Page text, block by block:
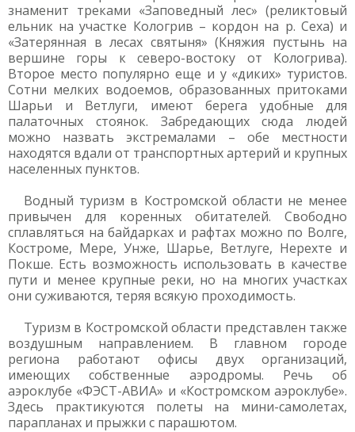
знаменит треками «Заповедный лес» (реликтовый
ельник на участке Кологрив – кордон на р. Сеха) и
«Затерянная в лесах святыня» (Княжия пустынь на
вершине горы к северо-востоку от Кологрива).
Второе место популярно еще и у «диких» туристов.
Сотни мелких водоемов, образованных притоками
Шарьи и Ветлуги, имеют берега удобные для
палаточных стоянок. Забредающих сюда людей
можно назвать экстремалами – обе местности
находятся вдали от транспортных артерий и крупных
населенных пунктов.
Водный туризм в Костромской области не менее
привычен для коренных обитателей. Свободно
сплавляться на байдарках и рафтах можно по Волге,
Костроме, Мере, Унже, Шарье, Ветлуге, Нерехте и
Покше. Есть возможность использовать в качестве
пути и менее крупные реки, но на многих участках
они суживаются, теряя всякую проходимость.
Туризм в Костромской области представлен также
воздушным направлением. В главном городе
региона работают офисы двух организаций,
имеющих собственные аэродромы. Речь об
аэроклубе «ФЭСТ-АВИА» и «Костромском аэроклубе».
Здесь практикуются полеты на мини-самолетах,
парапланах и прыжки с парашютом.